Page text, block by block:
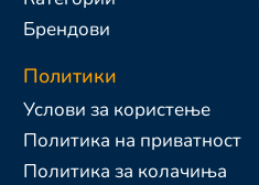
Брендови
Политики
Услови за користење
Политика на приватност
Политика за колачиња